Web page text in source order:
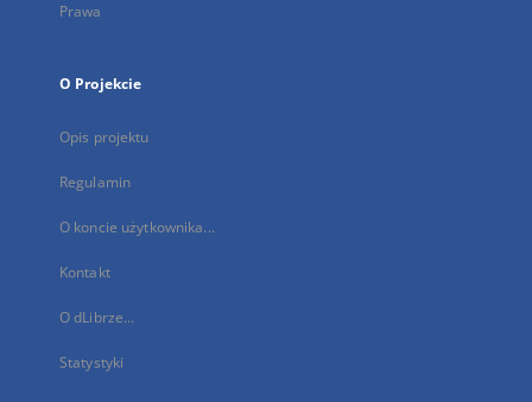
Prawa
O Projekcie
Opis projektu
Regulamin
O koncie użytkownika...
Kontakt
O dLibrze...
Statystyki